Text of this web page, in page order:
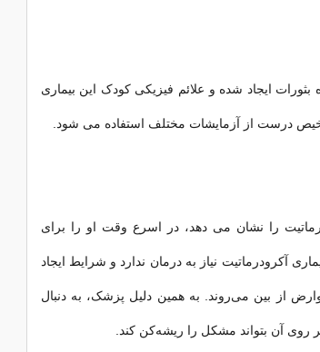
ایجاد شده و علائم فیزیکی کودک این بیماری
درست از آزمایشات مختلف استفاده می شود.
را نشان می دهد، در اسرع وقت او را برای
آکرودرماتیت نیاز به درمان ندارد و شرایط ایجاد
از بین می‌روند. به همین دلیل پزشک، به دنبال
روی آن بتواند مشکل را ریشه‌کن کند.